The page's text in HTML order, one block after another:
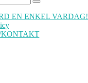
Sök
EN ENKEL VARDAG!
KONTAKT